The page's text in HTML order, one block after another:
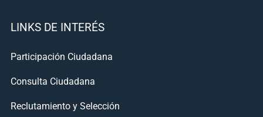
LINKS DE INTERÉS
Participación Ciudadana
Consulta Ciudadana
Reclutamiento y Selección